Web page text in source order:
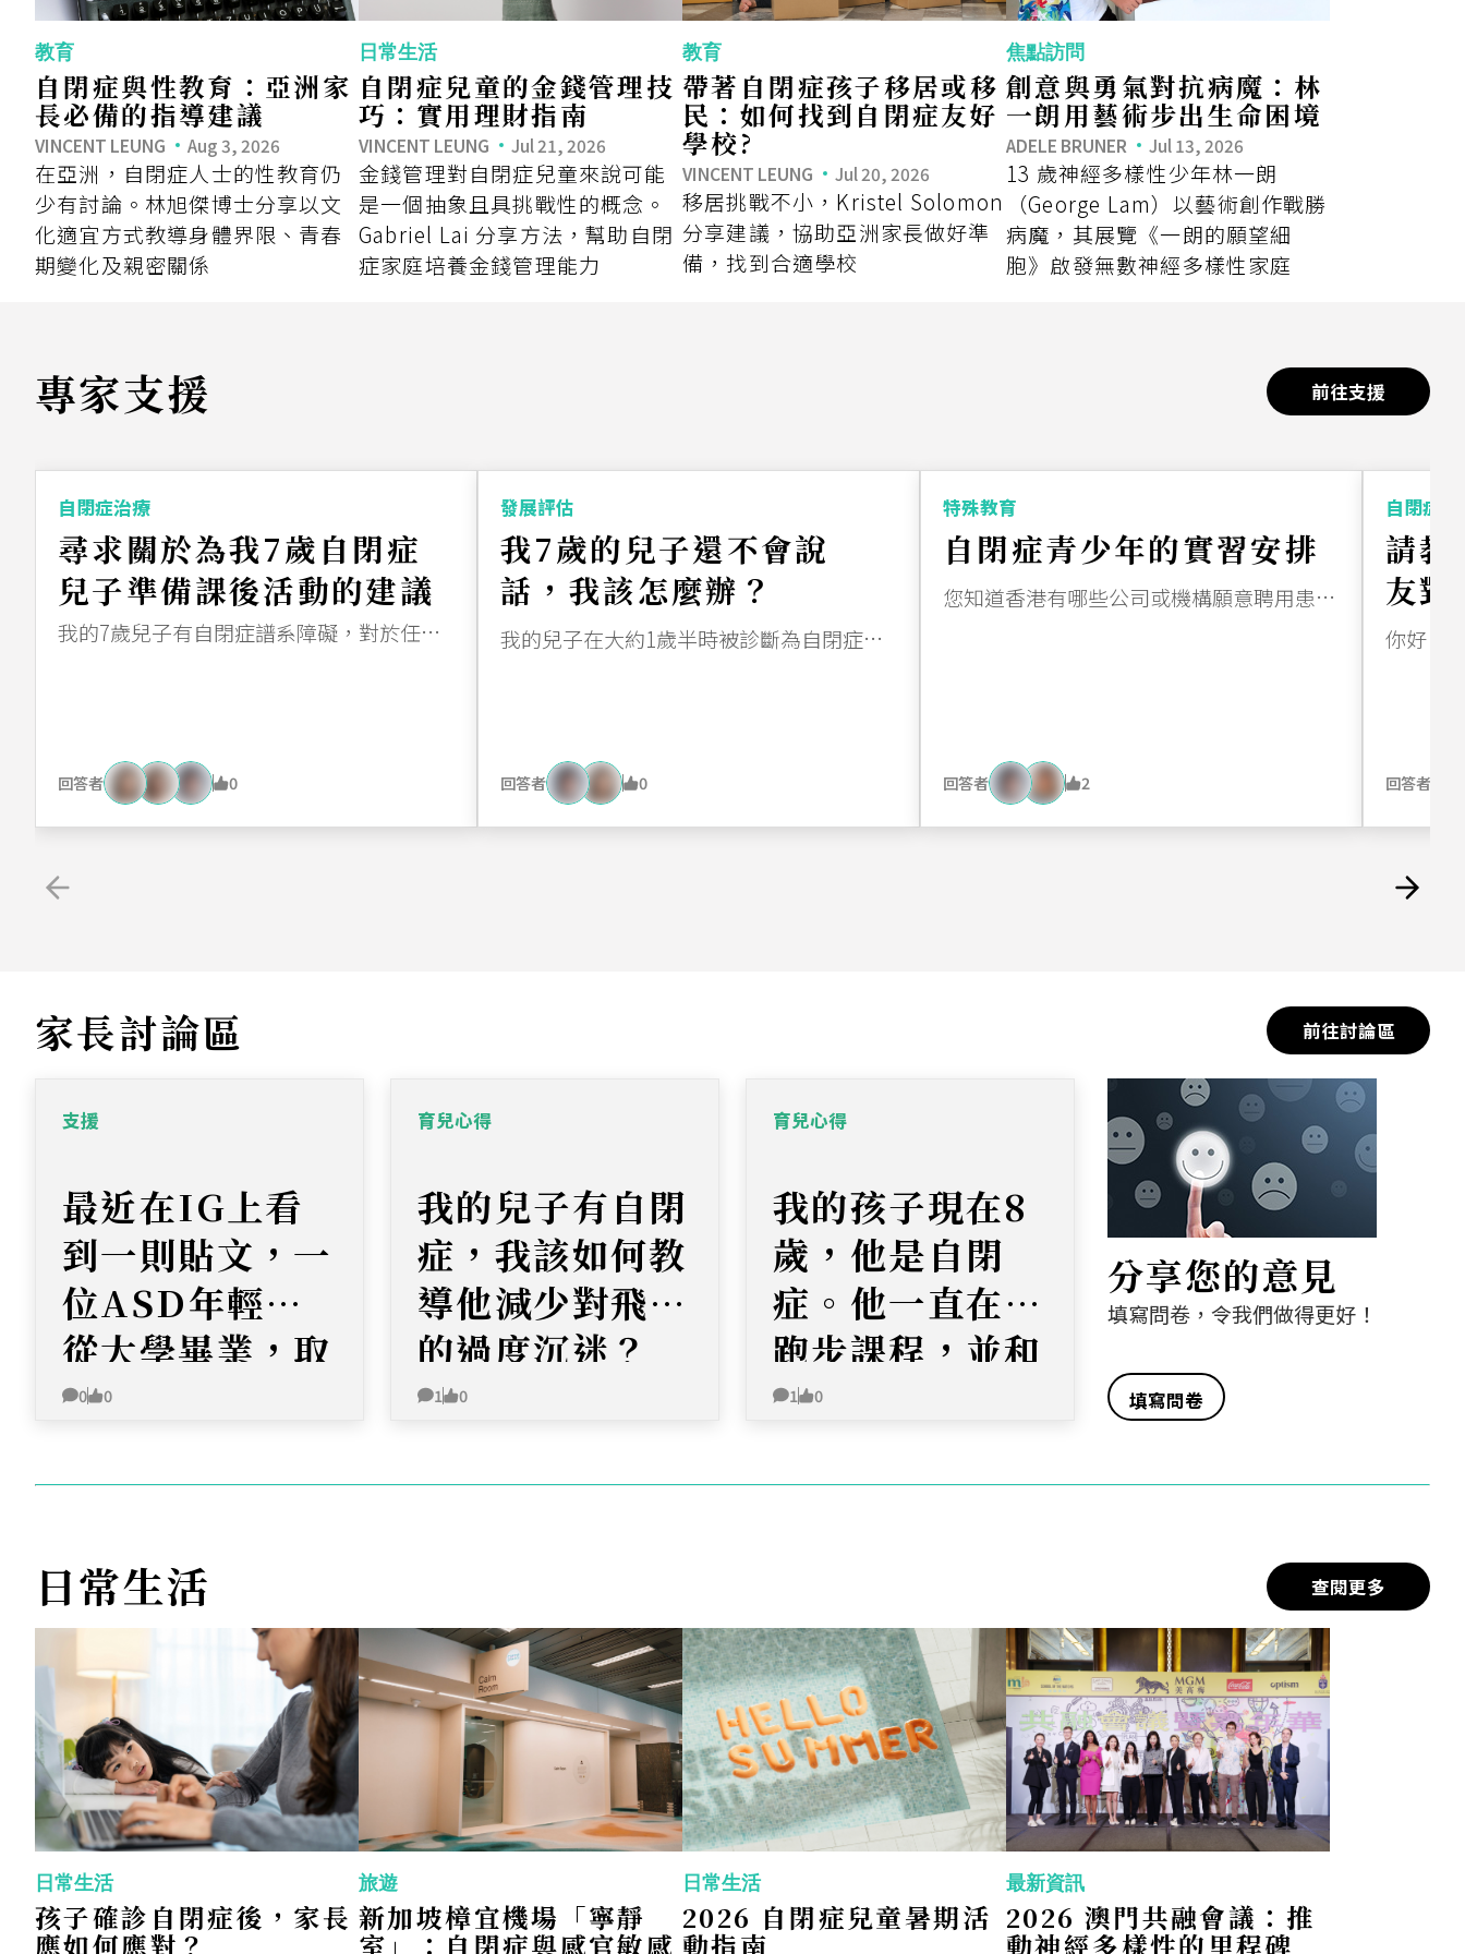
教育
自閉症與性教育：亞洲家
長必備的指導建議
VINCENT LEUNG Aug 3, 2026
在亞洲，自閉症人士的性教育仍
少有討論。林旭傑博士分享以文
化適宜方式教導身體界限、青春
期變化及親密關係
日常生活
自閉症兒童的金錢管理技
巧：實用理財指南
VINCENT LEUNG Jul 21, 2026
金錢管理對自閉症兒童來說可能
是一個抽象且具挑戰性的概念。
Gabriel Lai 分享方法，幫助自閉
症家庭培養金錢管理能力
教育
帶著自閉症孩子移居或移
民：如何找到自閉症友好
學校?
VINCENT LEUNG Jul 20, 2026
移居挑戰不小，Kristel Solomon
分享建議，協助亞洲家長做好準
備，找到合適學校
焦點訪問
創意與勇氣對抗病魔：林
一朗用藝術步出生命困境
ADELE BRUNER Jul 13, 2026
13 歲神經多樣性少年林一朗
（George Lam）以藝術創作戰勝
病魔，其展覽《一朗的願望細
胞》啟發無數神經多樣性家庭
專家支援 前往支援
自閉症治療
尋求關於為我7歲自閉症
兒子準備課後活動的建議
我的7歲兒子有自閉症譜系障礙，對於任何改變日常安排都會感到非常焦慮。他目前放學後回家，並遵循他平常的作息。我想讓他參加課後活動，比如游泳或美術課，但每次我提起這些，他都會大發脾氣。 我該如何幫助他適應這個新安排，並減少他的情緒崩潰？我應該採取哪些步驟？
回答者 0
發展評估
我7歲的兒子還不會說
話，我該怎麼辦？
我的兒子在大約1歲半時被診斷為自閉症和中度智力障礙，我們隨即開始了各類療程。他現在7歲，就讀一間特殊學校，接受物理治療、職業治療、言語治療和應用行為分析等療法。目前，他主要集中於言語治療和職業治療。但是，他至今仍然未能說話。請問這可能是什麼原因？更重要的是，我還能做什麼來幫助他？
回答者 0
特殊教育
自閉症青少年的實習安排
您知道香港有哪些公司或機構願意聘用患有自閉症譜系障礙（ASD）或其他輕度特殊需要的年輕人嗎？
回答者 2
自閉症治
請教
友對
題？
回答者
家長討論區 前往討論區
支援
最近在IG上看
到一則貼文，一
位ASD年輕人
從大學畢業，取
得化學學士學
常令人鼓舞，因
瞭，不論是否有
ASD，這些年
輕人都充滿潛
力，能夠實現任
何事情！
0 0
育兒心得
我的兒子有自閉
症，我該如何教
導他減少對飛機
的過度沉迷？
1 0
育兒心得
我的孩子現在8
歲，他是自閉
症。他一直在上
跑步課程，並和
朋友一起玩。我
新事物，比如游
至會情緒失控，
因為我只是提到
這件事。現在我
明白保持他們的
日常很重要，但
我真的很想讓他
嘗試其他事情。
1 0
分享您的意見
填寫問卷，令我們做得更好！
填寫問卷
日常生活 查閱更多
日常生活
孩子確診自閉症後，家長
應如何應對？
旅遊
新加坡樟宜機場「寧靜
室」：自閉症與感官敏感
日常生活
2026 自閉症兒童暑期活
動指南
最新資訊
2026 澳門共融會議：推
動神經多樣性的里程碑